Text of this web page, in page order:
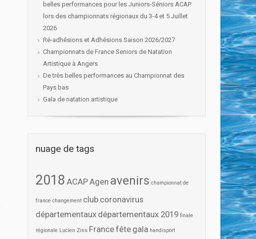
belles performances pour les Juniors-Séniors ACAP
lors des championnats régionaux du 3-4 et 5 Juillet
2026
Ré-adhésions et Adhésions Saison 2026/2027
Championnats de France Seniors de Natation
Artistique à Angers
De très belles performances au Championnat des
Pays bas
Gala de natation artistique
nuage de tags
2018 ACAPAgen avenirs championnat de
france changement club coronavirus
départementaux départementaux 2019 finale
régionale Lucien Zins Francefête gala handisport